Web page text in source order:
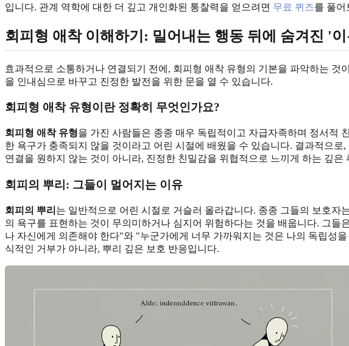
입니다. 관계 역학에 대한 더 깊고 개인화된 통찰력을 얻으려면 무료 퀴즈를 풀어
회피형 애착 이해하기: 밀어내는 행동 뒤에 숨겨진 '
효과적으로 소통하거나 연결되기 전에, 회피형 애착 유형의 기본을 파악하는
을 인내심으로 바꾸고 진정한 발전을 위한 문을 열 수 있습니다.
회피형 애착 유형이란 정확히 무엇인가요?
회피형 애착 유형을 가진 사람들은 종종 매우 독립적이고 자급자족하며 정서적
한 욕구가 충족되지 않을 것이라고 어린 시절에 배웠을 수 있습니다. 결과적으
연결을 원하지 않는 것이 아니라, 진정한 친밀감을 위협적으로 느끼게 하는 깊
회피의 뿌리: 그들이 멀어지는 이유
회피의 뿌리 는 일반적으로 어린 시절로 거슬러 올라갑니다. 종종 그들의 보호
의 욕구를 표현하는 것이 무의미하거나 심지어 위험하다는 것을 배웁니다. 그
나 자신에게 의존해야 한다"와 "누군가에게 너무 가까워지는 것은 나의 독립성
식적인 거부가 아니라, 뿌리 깊은 보호 반응입니다.